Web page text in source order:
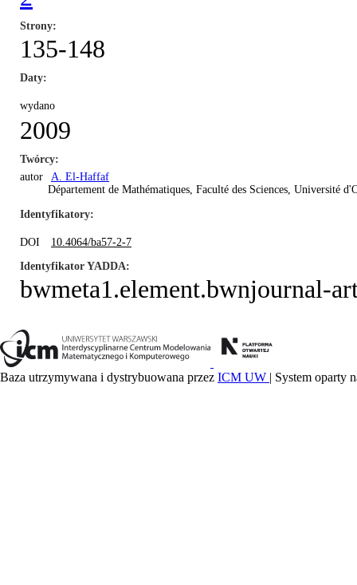
Strony
135-148
Daty
wydano
2009
Twórcy
autor
A. El-Haffaf
Département de Mathématiques, Faculté des Sciences, Université
Identyfikatory
DOI
10.4064/ba57-2-7
Identyfikator YADDA
bwmeta1.element.bwnjournal-
Baza utrzymywana i dystrybuowana przez ICM UW | System oparty